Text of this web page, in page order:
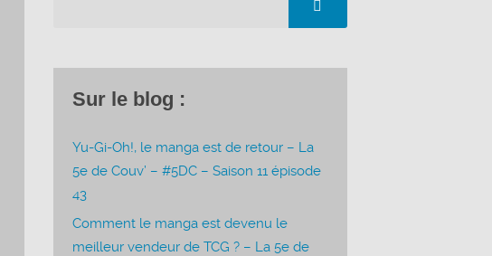
Sur le blog :
Yu-Gi-Oh!, le manga est de retour – La
5e de Couv’ – #5DC – Saison 11 épisode
43
Comment le manga est devenu le
meilleur vendeur de TCG ? – La 5e de